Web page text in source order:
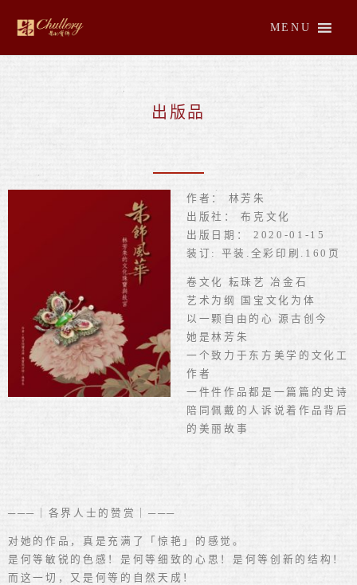
MENU
出版品
作者： 林芳朱
出版社： 布克文化
出版日期： 2020-01-15
装订: 平装.全彩印刷.160页
卷文化 耘珠艺 冶金石
艺术为纲 国宝文化为体
以一颗自由的心 源古创今
她是林芳朱
一个致力于东方美学的文化工
作者
一件件作品都是一篇篇的史诗
陪同佩戴的人诉说着作品背后
的美丽故事
───｜各界人士的赞赏｜───
对她的作品，真是充满了「惊艳」的感觉。
是何等敏锐的色感！是何等细致的心思！是何等创新的结构！
而这一切，又是何等的自然天成！